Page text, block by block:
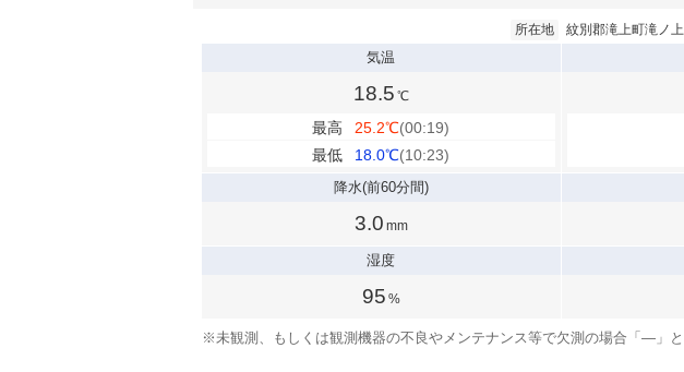
所在地 紋別郡滝上町滝ノ
気温
18.5 ℃
最高 25.2℃(00:19)
最低
18.0℃(10:23)
降水(前60分間)
3.0 mm
湿度
95 %
※ 未観測、もしくは観測機器の不良やメンテナンス等で欠測の場合「—」